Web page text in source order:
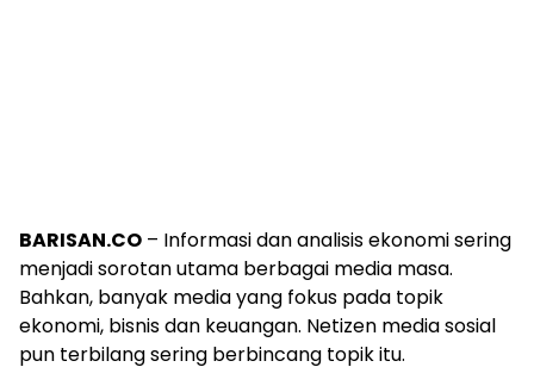
BARISAN.CO – Informasi dan analisis ekonomi sering
menjadi sorotan utama berbagai media masa.
Bahkan, banyak media yang fokus pada topik
ekonomi, bisnis dan keuangan. Netizen media sosial
pun terbilang sering berbincang topik itu.